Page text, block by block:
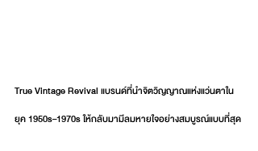
True Vintage Revival แบรนด์ที่นำจิตวิญญาณแห่งแว่นตาใน
ยุค 1950s–1970s ให้กลับมามีลมหายใจอย่างสมบูรณ์แบบที่สุด